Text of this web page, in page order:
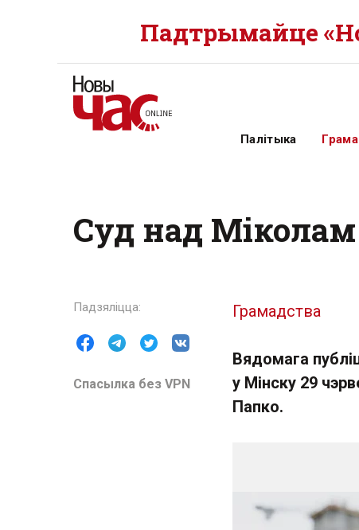
Падтрымайце
Палітыка
Суд над
Спасылка без VPN
Грамадства
Вядомага
у Мінску 29
Папко.